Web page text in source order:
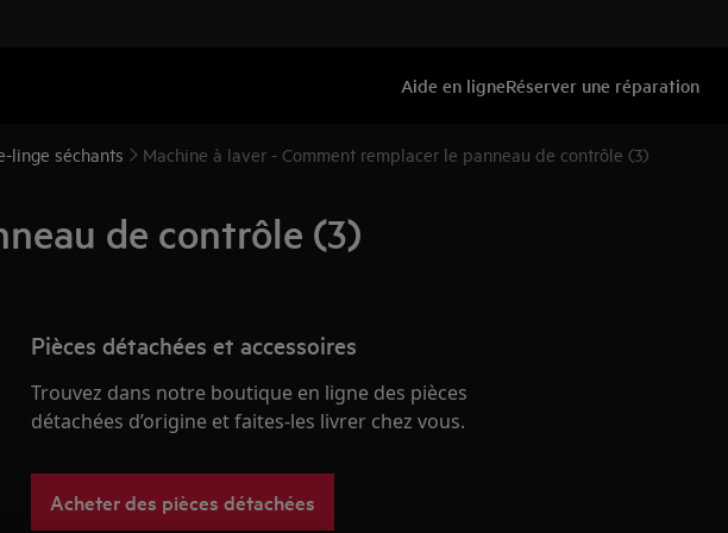
Aide en ligneRéserver une réparation
linge séchants Machine à laver - Comment remplacer le panneau de contrôle (3)
de contrôle (3)
Pièces détachées et accessoires
Trouvez dans notre boutique en ligne des pièces
détachées d’origine et faites-les livrer chez vous.
Acheter des pièces détachées